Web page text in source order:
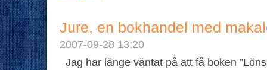
Jure, en bokhandel med
2007-09-28 13:20
Jag har länge väntat på att få boken